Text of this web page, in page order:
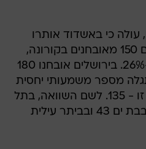
עולה כי באשדוד אותרו
בשלושת הימים האחרונים 150 מאובחנים בקורונה,
מה שמהווה עלייה של כ-26%. בירושלים אובחנו 180
מספר משמעותי יחסית
של נדבקים בתקופת זמן זו - 135. לשם השוואה, בתל
אביב נמצאו 96 נדבקים, בבת ים 43 ובביתר עילית